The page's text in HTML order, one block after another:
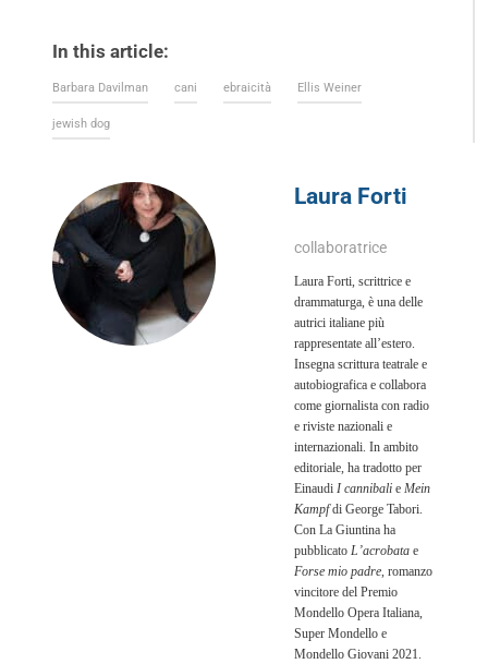
In this article:
Barbara Davilman cani ebraicità Ellis Weiner
jewish dog
Laura Forti
collaboratrice
Laura Forti, scrittrice e
drammaturga, è una delle
autrici italiane più
rappresentate all’estero.
Insegna scrittura teatrale e
auto­biografica e collabora
come giornalista con radio
e riviste nazionali e
internazionali. In ambito
editoriale, ha tradotto per
Einaudi I cannibali e Mein
Kampfdi George Tabori.
Con La Giuntina ha
pubblicato L’acrobata e
Forse mio padre, romanzo
vincitore del Premio
Mondello Opera Italiana,
Super Mondello e
Mondello Giovani 2021.